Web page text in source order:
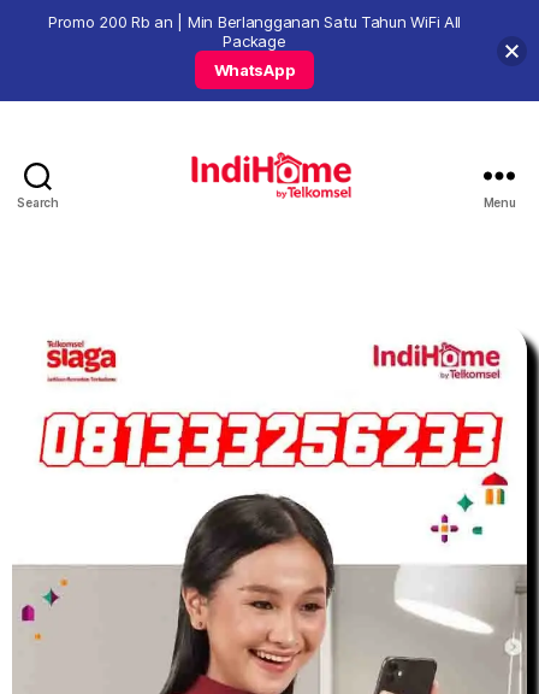
Search Menu
Promo 200 Rb an | Min Berlangganan Satu Tahun WiFi All
Package
WhatsApp